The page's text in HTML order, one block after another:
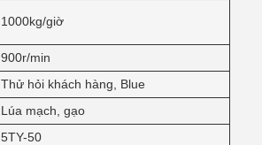
1000kg/giờ
900r/min
Thử hỏi khách hàng, Blue
Lúa mạch, gạo
5TY-50